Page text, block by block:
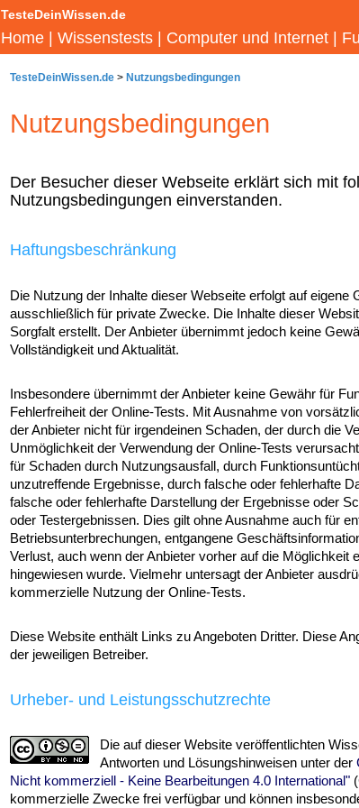
TesteDeinWissen.de
Home Wissenstests Computer und Internet
TesteDeinWissen.de > Nutzungsbedingungen
Nutzungsbedingungen
Der Besucher dieser Webseite erklärt sich mit
Nutzungsbedingungen einverstanden.
Haftungsbeschränkung
Die Nutzung der Inhalte dieser Webseite erfolgt auf eigene
ausschließlich für private Zwecke. Die Inhalte dieser
Sorgfalt erstellt. Der Anbieter übernimmt jedoch keine
Vollständigkeit und Aktualität.
Insbesondere übernimmt der Anbieter keine Gewähr für
Fehlerfreiheit der Online-Tests. Mit Ausnahme von
der Anbieter nicht für irgendeinen Schaden, der durch die
Unmöglichkeit der Verwendung der Online-Tests
für Schaden durch Nutzungsausfall, durch
unzutreffende Ergebnisse, durch falsche oder fehlerhafte
falsche oder fehlerhafte Darstellung der Ergebnisse oder
oder Testergebnissen. Dies gilt ohne Ausnahme auch für
Betriebsunterbrechungen, entgangene
Verlust, auch wenn der Anbieter vorher auf die Möglichkeit
hingewiesen wurde. Vielmehr untersagt der Anbieter
kommerzielle Nutzung der Online-Tests.
Diese Website enthält Links zu Angeboten Dritter. Diese
der jeweiligen Betreiber.
Urheber- und Leistungsschutzrechte
Die auf dieser Website veröffentlichten
Antworten und Lösungshinweisen unter der
Nicht kommerziell - Keine Bearbeitungen 4.0 International"
kommerzielle Zwecke frei verfügbar und können